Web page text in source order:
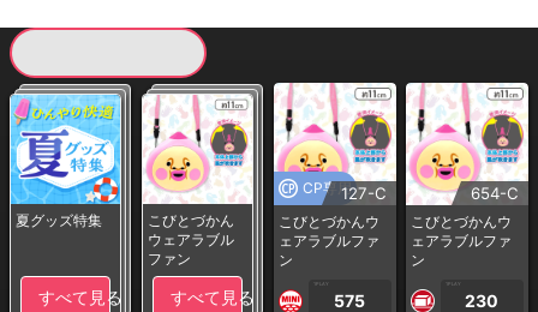
夏グッズ特集
すべて見る
こびとづかん
ウェアラブル
ファン
すべて見る
CP専用127-C
こびとづかんウ
ェアラブルファ
ン
1PLAY
575
654-C
こびとづかんウ
ェアラブルファ
ン
1PLAY
230